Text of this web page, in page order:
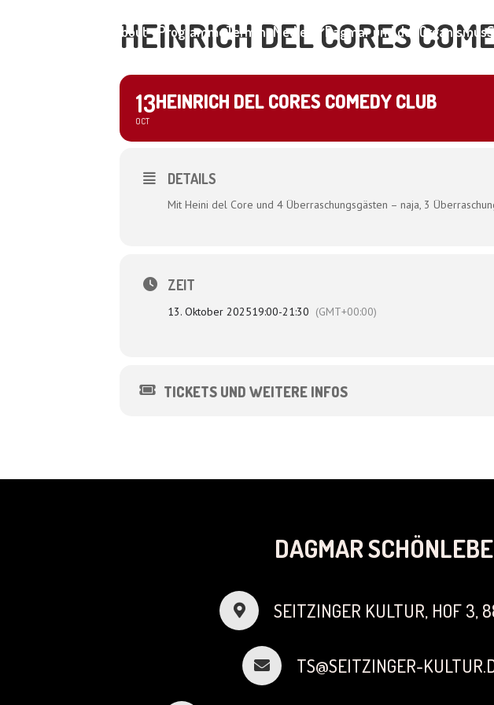
About ProgrammeTermineMedien Dagmar und der Organismus
HEINRICH DEL CORES
13
OCT
HEINRICH DEL CORES COMEDY CLUB
DETAILS
Mit Heini del Core und 4 Überraschungsgästen – naja, 3
ZEIT
13. Oktober 202519:00-21:30 (GMT+00:00)
TICKETS UND WEITERE INFOS
DAGMAR
SEITZINGER KULTUR, HOF 3,
TS@SEITZINGER-